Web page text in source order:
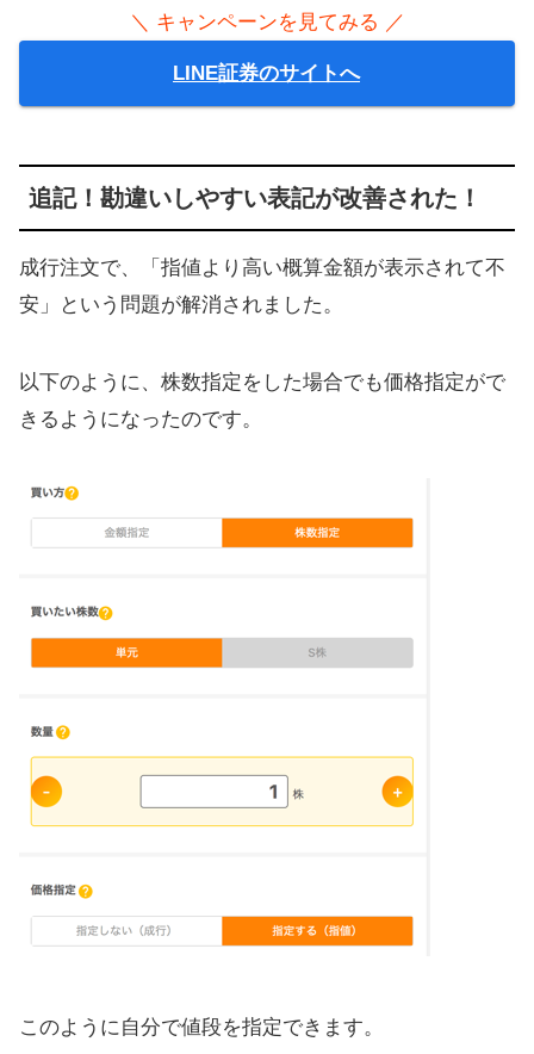
＼ キャンペーンを見てみる ／
LINE証券のサイトへ
追記！勘違いしやすい表記が改善された！
成行注文で、「指値より高い概算金額が表示されて不
安」という問題が解消されました。
以下のように、株数指定をした場合でも価格指定がで
きるようになったのです。
このように自分で値段を指定できます。